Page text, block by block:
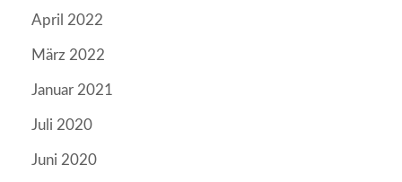
April 2022
März 2022
Januar 2021
Juli 2020
Juni 2020